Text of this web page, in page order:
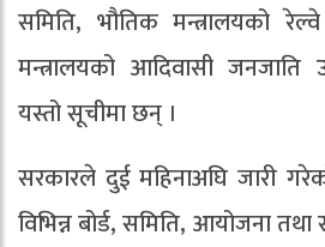
समिति, भौतिक मन्त्रालयको
मन्त्रालयको आदिवासी जनजाति
यस्तो सूचीमा छन् ।
सरकारले दुई महिनाअघि जारी
विभिन्न बोर्ड, समिति, आयोजना